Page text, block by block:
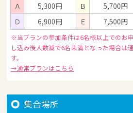
Ａ 5,300円 Ｂ 5,700円
Ｄ
6,900円 Ｅ 7,500円
※当プランの参加条件は6名様以上でのお
し込み後人数減で6名未満となった場合は
す。
→通常プランはこちら
集合場所